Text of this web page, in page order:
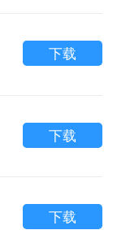
下载
下载
下载